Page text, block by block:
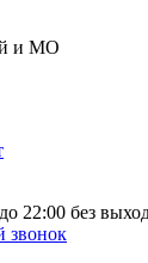
и МО
22:00 без
звонок